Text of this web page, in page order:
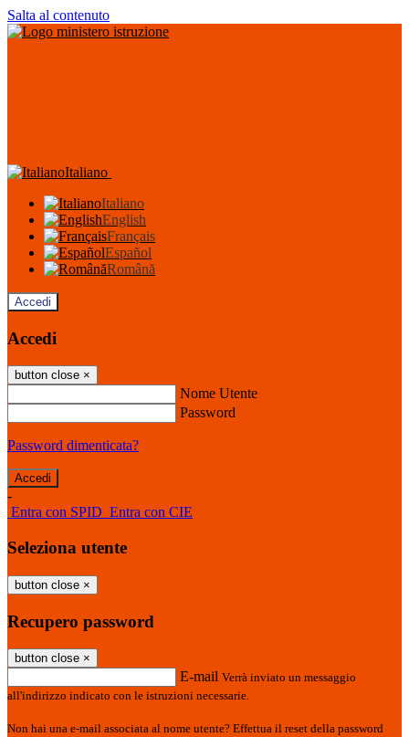
Salta al contenuto
Italiano
Italiano
English
Français
Español
Română
Accedi
Accedi
button close ×
Nome Utente
Password
Password dimenticata?
-
Entra con SPID Entra con CIE
Seleziona utente
button close ×
Recupero password
button close ×
E-mail Verrà inviato un messaggio
all'indirizzo indicato con le istruzioni necessarie.
Non hai una e-mail associata al nome utente? Effettua il reset della password